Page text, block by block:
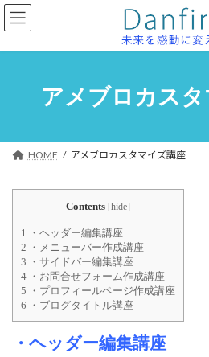
コ
ン
ン
ナ
ビ
ー
アメブロカス
HOME アメブロカスタマイズ講座
Contents [hide]
1 ・ヘッダー編集講座
2 ・メニューバー作成講座
3 ・サイドバー編集講座
4 ・お問合せフォーム作成講座
5 ・プロフィールページ作成講座
6 ・ブログタイトル講座
・ヘッダー編集講座